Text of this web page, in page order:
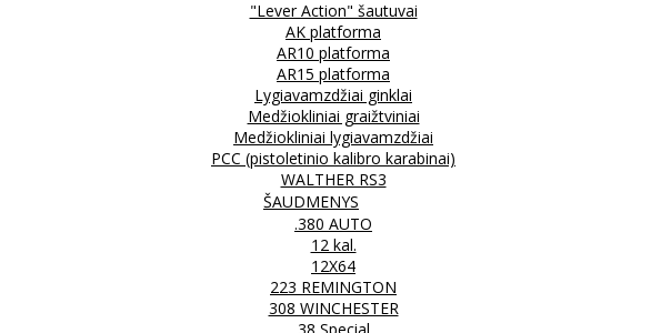
"Lever Action" šautuvai
AK platforma
AR10 platforma
AR15 platforma
Lygiavamzdžiai ginklai
Medžiokliniai graižtviniai
Medžiokliniai lygiavamzdžiai
PCC (pistoletinio kalibro karabinai)
WALTHER RS3
ŠAUDMENYS
.380 AUTO
12 kal.
12X64
223 REMINGTON
308 WINCHESTER
38 Special